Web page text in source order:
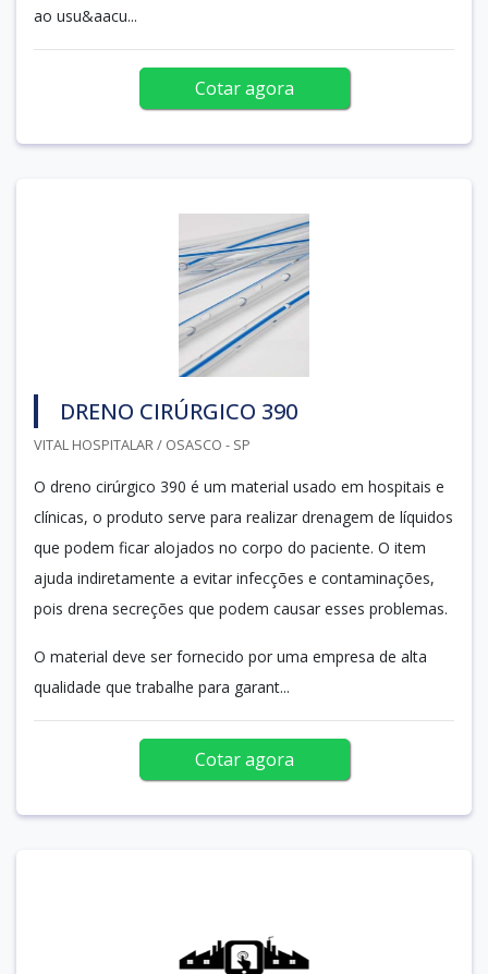
ao usu&aacu...
Cotar agora
DRENO CIRÚRGICO 390
VITAL HOSPITALAR / OSASCO - SP
O dreno cirúrgico 390 é um material usado em hospitais e
clínicas, o produto serve para realizar drenagem de líquidos
que podem ficar alojados no corpo do paciente. O item
ajuda indiretamente a evitar infecções e contaminações,
pois drena secreções que podem causar esses problemas.
O material deve ser fornecido por uma empresa de alta
qualidade que trabalhe para garant...
Cotar agora